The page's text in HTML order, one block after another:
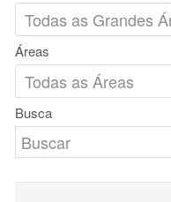
Áreas
Busca